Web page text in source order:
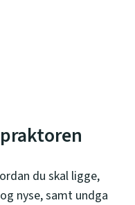
du skal ligge,
nyse, samt undga